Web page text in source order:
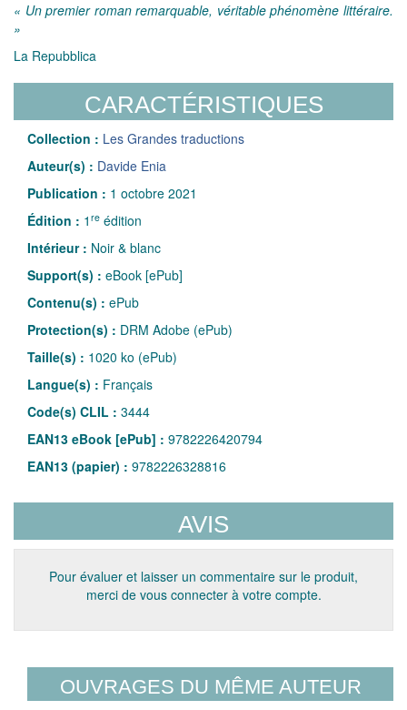
« Un premier roman remarquable, véritable phénomène littéraire.
»
La Repubblica
CARACTÉRISTIQUES
Collection : Les Grandes traductions
Auteur(s) : Davide Enia
Publication : 1 octobre 2021
Édition : 1 re édition
Intérieur : Noir & blanc
Support(s) : eBook [ePub]
Contenu(s) : ePub
Protection(s) : DRM Adobe (ePub)
Taille(s) : 1020 ko (ePub)
Langue(s) : Français
Code(s) CLIL : 3444
EAN13 eBook [ePub] : 9782226420794
EAN13 (papier) : 9782226328816
AVIS
Pour évaluer et laisser un commentaire sur le produit,
merci de vous connecter à votre compte.
OUVRAGES DU MÊME AUTEUR